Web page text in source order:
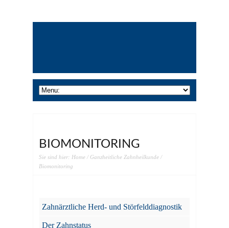
BIOMONITORING
Sie sind hier: Home / Ganzheitliche Zahnheilkunde /
Biomonitoring
Zahnärztliche Herd- und Störfelddiagnostik
Der Zahnstatus